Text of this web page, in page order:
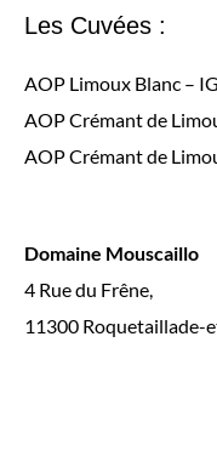
Les Cuvées :
AOP Limoux Blanc –
AOP Crémant de
AOP Crémant de
Domaine Mouscaillo
4 Rue du Frêne,
11300 Roquetaillade-